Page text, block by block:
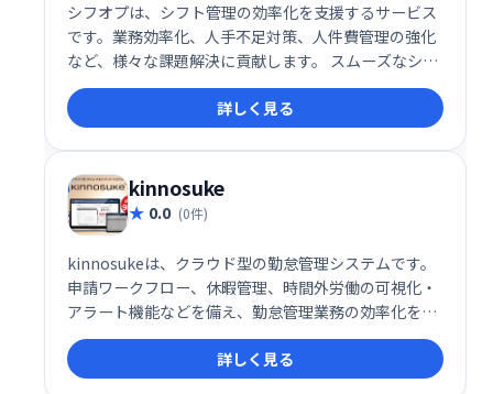
シフオプは、シフト管理の効率化を支援するサービス
です。業務効率化、人手不足対策、人件費管理の強化
など、様々な課題解決に貢献します。 スムーズなシフ
ト作成や管理を実現し、働き方改革を推進します。
詳しく見る
kinnosuke
0.0 (0件)
kinnosukeは、クラウド型の勤怠管理システムです。
申請ワークフロー、休暇管理、時間外労働の可視化・
アラート機能などを備え、勤怠管理業務の効率化を実
現します。日々の業務を簡単に一元管理し、スムーズ
なワークフロー構築をサポートします。
詳しく見る